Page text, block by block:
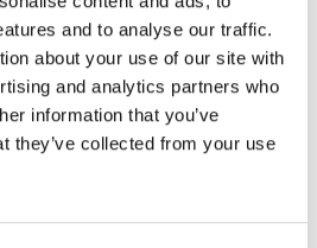
and to analyse our traffic.
about your use of our site with
and analytics partners who
information that you’ve
they’ve collected from your use
علاوة على ذلك، يتناول الموجز
انتهاك خطير للقانون الدولي
الإنسان. لا ينتهك الاختفاء
اختطافهم فحسب، بل يسبب